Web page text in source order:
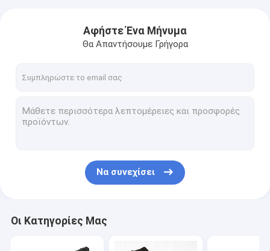
Αφήστε Ένα Μήνυμα
Θα Απαντήσουμε Γρήγορα
Να συνεχίσει
Οι Κατηγορίες Μας